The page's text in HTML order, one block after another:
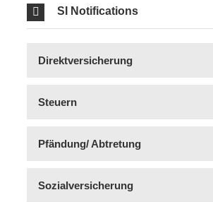
SI Notifications
Direktversicherung
Steuern
Pfändung/ Abtretung
Sozialversicherung